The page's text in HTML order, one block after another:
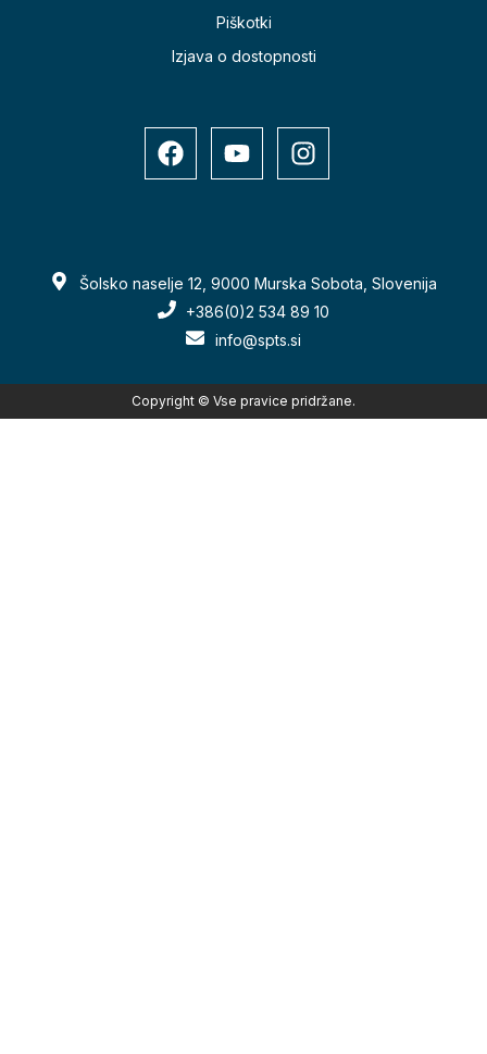
Piškotki
Izjava o dostopnosti
Šolsko naselje 12, 9000 Murska Sobota, Slovenija
+386(0)2 534 89 10
info@spts.si
Copyright © Vse pravice pridržane.